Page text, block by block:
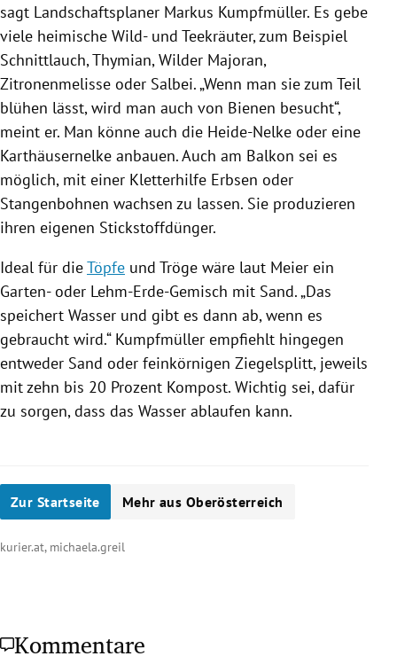
sagt Landschaftsplaner Markus Kumpfmüller. Es gebe
viele heimische Wild- und Teekräuter, zum Beispiel
Schnittlauch, Thymian, Wilder Majoran,
Zitronenmelisse oder Salbei. „Wenn man sie zum Teil
blühen lässt, wird man auch von Bienen besucht“,
meint er. Man könne auch die Heide-Nelke oder eine
Karthäusernelke anbauen. Auch am Balkon sei es
möglich, mit einer Kletterhilfe Erbsen oder
Stangenbohnen wachsen zu lassen. Sie produzieren
ihren eigenen Stickstoffdünger.
Ideal für dieTöpfe und Tröge wäre laut Meier ein
Garten- oder Lehm-Erde-Gemisch mit Sand. „Das
speichert Wasser und gibt es dann ab, wenn es
gebraucht wird.“ Kumpfmüller empfiehlt hingegen
entweder Sand oder feinkörnigen Ziegelsplitt, jeweils
mit zehn bis 20 Prozent Kompost. Wichtig sei, dafür
zu sorgen, dass das Wasser ablaufen kann.
Zur Startseite Mehr aus Oberösterreich
kurier.at, michaela.greil
Kommentare